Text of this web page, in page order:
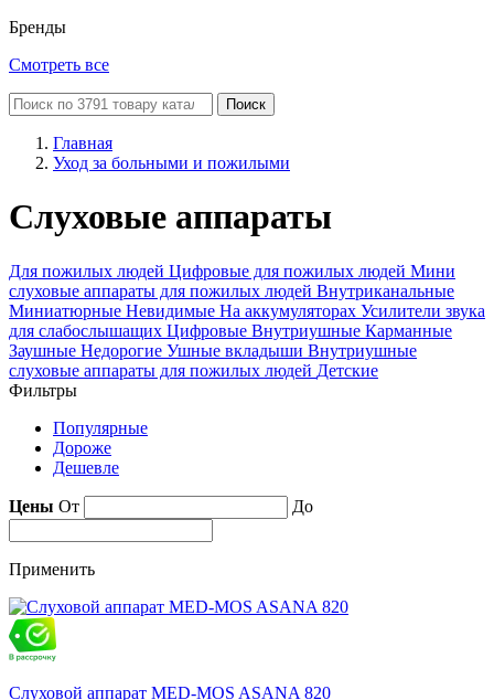
Бренды
Смотреть все
Поиск
Главная
Уход за больными и пожилыми
Слуховые аппараты
Для пожилых людей Цифровые для пожилых людей Мини
слуховые аппараты для пожилых людей Внутриканальные
Миниатюрные Невидимые На аккумуляторах Усилители звука
для слабослышащих Цифровые Внутриушные Карманные
Заушные Недорогие Ушные вкладыши Внутриушные
слуховые аппараты для пожилых людей Детские
Фильтры
Популярные
Дороже
Дешевле
Цены От До
Применить
Слуховой аппарат MED-MOS ASANA 820